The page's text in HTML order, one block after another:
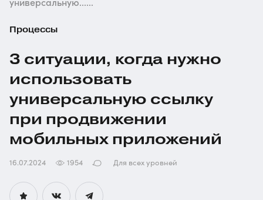
Процессы
3 ситуации, когда нужно
использовать
универсальную ссылку
при продвижении
мобильных приложений
16.07.2024 1954 Для всех уровней